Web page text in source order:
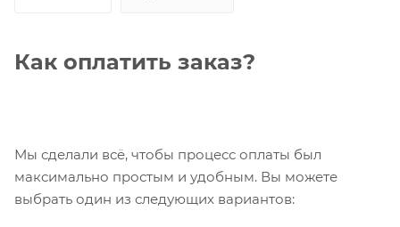
Как оплатить заказ?
Мы сделали всё, чтобы процесс оплаты был
максимально простым и удобным. Вы можете
выбрать один из следующих вариантов: